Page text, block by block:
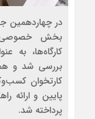
در چهاردهمین
بخش خصوصی
کارگاه‌ها، به
بررسی شد و
کارتخوان
پایین و ارائه
پرداخته شد.